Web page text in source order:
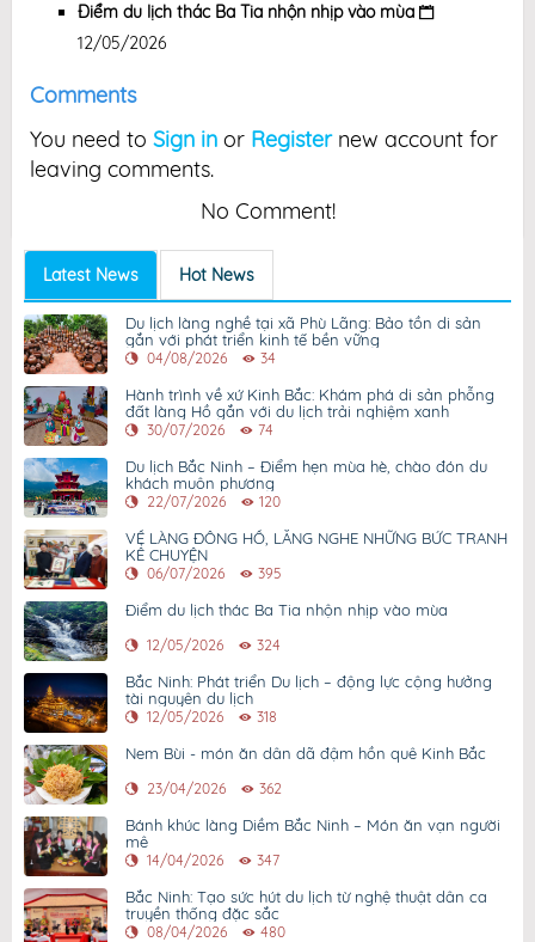
Điểm du lịch thác Ba Tia nhộn nhịp vào mùa
12/05/2026
Comments
You need to Sign in or Registernew account for
leaving comments.
No Comment!
Latest News Hot News
Du lịch làng nghề tại xã Phù Lãng: Bảo tồn di sản
gắn với phát triển kinh tế bền vững
04/08/2026 34
Hành trình về xứ Kinh Bắc: Khám phá di sản phỗng
đất làng Hồ gắn với du lịch trải nghiệm xanh
30/07/2026 74
Du lịch Bắc Ninh – Điểm hẹn mùa hè, chào đón du
khách muôn phương
22/07/2026 120
VỀ LÀNG ĐÔNG HỒ, LẮNG NGHE NHỮNG BỨC TRANH
KỂ CHUYỆN
06/07/2026 395
Điểm du lịch thác Ba Tia nhộn nhịp vào mùa
12/05/2026 324
Bắc Ninh: Phát triển Du lịch – động lực cộng hưởng
tài nguyên du lịch
12/05/2026 318
Nem Bùi - món ăn dân dã đậm hồn quê Kinh Bắc
23/04/2026 362
Bánh khúc làng Diềm Bắc Ninh – Món ăn vạn người
mê
14/04/2026 347
Bắc Ninh: Tạo sức hút du lịch từ nghệ thuật dân ca
truyền thống đặc sắc
08/04/2026 480